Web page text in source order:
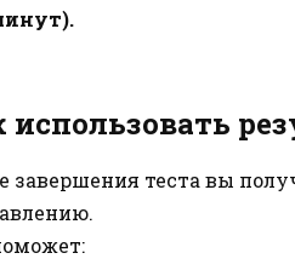
использовать
завершения теста вы